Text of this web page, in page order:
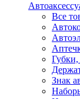
Все
Губки,
Знак